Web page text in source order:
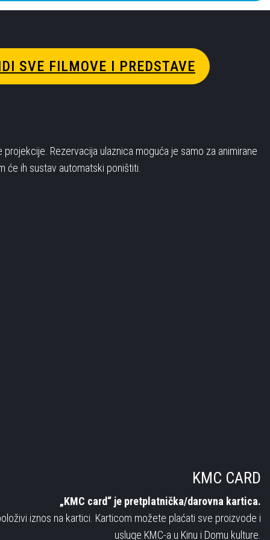
SVE FILMOVE I PREDSTAVE
Rezervacija ulaznica moguća je samo za animirane
će ih sustav automatski poništiti.
KMC CARD
„KMC card“ je pretplatnička/darovna kartica.
iznos na kartici. Karticom možete plaćati sve proizvode i
usluge KMC-a u Kinu i Domu kulture.